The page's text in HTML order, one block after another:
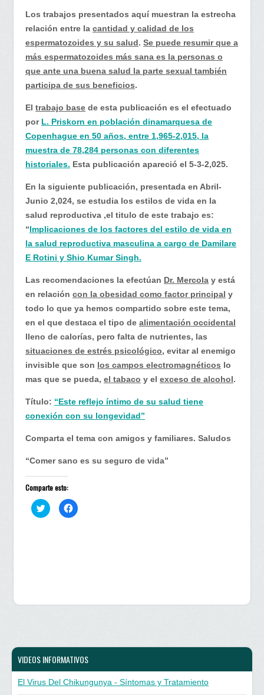
Los trabajos presentados aquí muestran la estrecha
relación entre la cantidad y calidad de los
espermatozoides y su salud. Se puede resumir que a
más espermatozoides más sana es la personas o
que ante una buena salud la parte sexual también
participa de sus beneficios.
El trabajo base de esta publicación es el efectuado
por L. Priskorn en población dinamarquesa de
Copenhague en 50 años, entre 1,965-2,015, la
muestra de 78,284 personas con diferentes
historiales. Esta publicación apareció el 5-3-2,025.
En la siguiente publicación, presentada en Abril-
Junio 2,024, se estudia los estilos de vida en la
salud reproductiva ,el titulo de este trabajo es:
“Implicaciones de los factores del estilo de vida en
la salud reproductiva masculina a cargo de Damilare
E Rotini y Shio Kumar Singh.
Las recomendaciones la efectúan Dr. Mercola y está
en relación con la obesidad como factor principal y
todo lo que ya hemos compartido sobre este tema,
en el que destaca el tipo de alimentación occidental
lleno de calorías, pero falta de nutrientes, las
situaciones de estrés psicológico, evitar al enemigo
invisible que son los campos electromagnéticos lo
mas que se pueda, el tabaco y el exceso de alcohol.
Título: “Este reflejo íntimo de su salud tiene
conexión con su longevidad”
Comparta el tema con amigos y familiares. Saludos
“Comer sano es su seguro de vida”
Comparte esto:
H
a
p
e
n
T
w
t
H
a
p
e
n
F
a
e
VIDEOS INFORMATIVOS
El Virus Del Chikungunya - Síntomas y Tratamiento